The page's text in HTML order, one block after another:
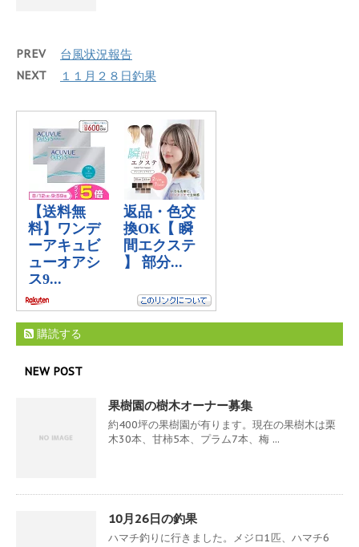
PREV 台風状況報告
NEXT １１月２８日釣果
購読する
NEW POST
果樹園の樹木オーナー募集
約400坪の果樹園が有ります。現在の果樹木は栗
木30本、甘柿5本、プラム7本、梅 ...
10月26日の釣果
ハマチ釣りに行きました。メジロ1匹、ハマチ6